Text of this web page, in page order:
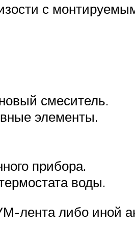
с
смеситель.
элементы.
прибора.
воды.
лента либо иной